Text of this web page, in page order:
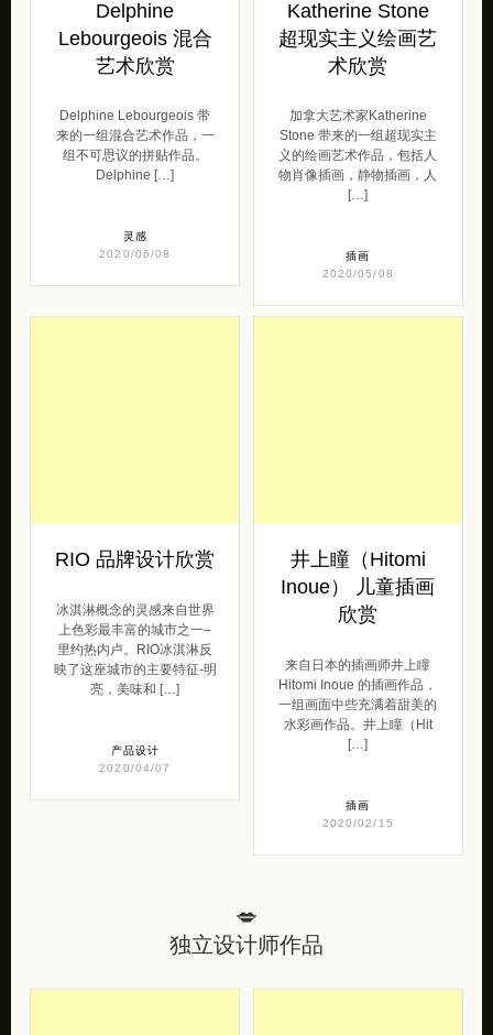
Delphine
Lebourgeois 混合
艺术欣赏
Delphine Lebourgeois 带
来的一组混合艺术作品，一
组不可思议的拼贴作品。
Delphine […]
灵感
2020/06/08
Katherine Stone
超现实主义绘画艺
术欣赏
加拿大艺术家Katherine
Stone 带来的一组超现实主
义的绘画艺术作品，包括人
物肖像插画，静物插画，人
[…]
插画
2020/05/08
RIO 品牌设计欣赏
冰淇淋概念的灵感来自世界
上色彩最丰富的城市之一–
里约热内卢。RIO冰淇淋反
映了这座城市的主要特征-明
亮，美味和 […]
产品设计
2020/04/07
井上瞳（Hitomi
Inoue） 儿童插画
欣赏
来自日本的插画师井上瞳
Hitomi Inoue 的插画作品，
一组画面中些充满着甜美的
水彩画作品。井上瞳（Hit
[…]
插画
2020/02/15
💋
独立设计师作品